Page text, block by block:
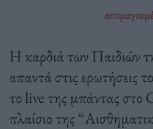
Η καρδιά των Παιδιών
απαντά στις ερωτήσεις
το live της μπάντας στο
πλαίσιο της